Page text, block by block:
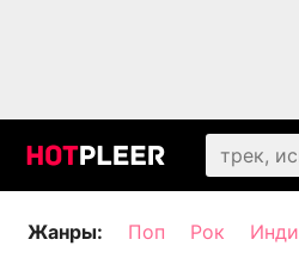
Жанры: Поп Рок Инди